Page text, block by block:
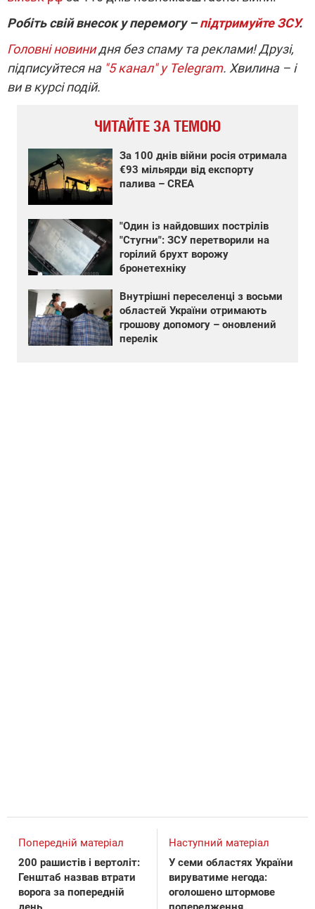
Робіть свій внесок у перемогу –підтримуйте ЗСУ.
Головні новинидня без спаму та реклами! Друзі,
підписуйтеся на "5 канал" у Telegram. Хвилина – і
ви в курсі подій.
ЧИТАЙТЕ ЗА ТЕМОЮ
За 100 днів війни росія отримала
€93 мільярди від експорту
палива – CREA
"Один із найдовших пострілів
"Стугни": ЗСУ перетворили на
горілий брухт ворожу
бронетехніку
Внутрішні переселенці з восьми
областей України отримають
грошову допомогу – оновлений
перелік
Попередній матеріал
200 рашистів і вертоліт:
Генштаб назвав втрати
ворога за попередній
Наступний матеріал
У семи областях України
вируватиме негода:
оголошено штормове